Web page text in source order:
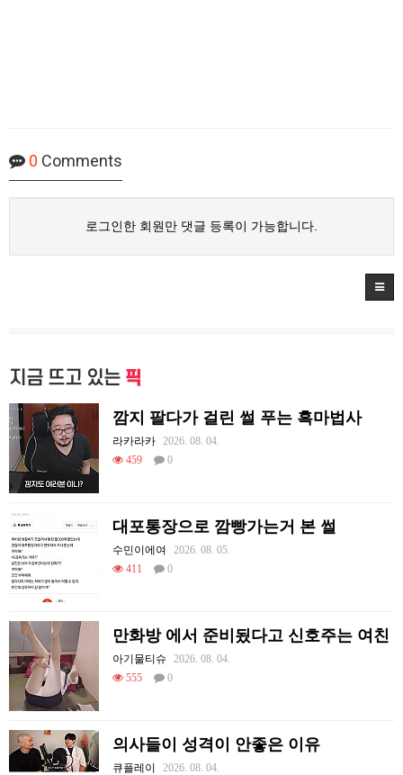
0 Comments
로그인한 회원만 댓글 등록이 가능합니다.
지금 뜨고 있는 픽
깜지 팔다가 걸린 썰 푸는 흑마법사
라카라카 2026. 08. 04.
459
0
대포통장으로 깜빵가는거 본 썰
수민이에여
2026. 08. 05.
411
0
만화방 에서 준비됬다고 신호주는 여친
아기물티슈
2026. 08. 04.
555
0
의사들이 성격이 안좋은 이유
큐플레이
2026. 08. 04.